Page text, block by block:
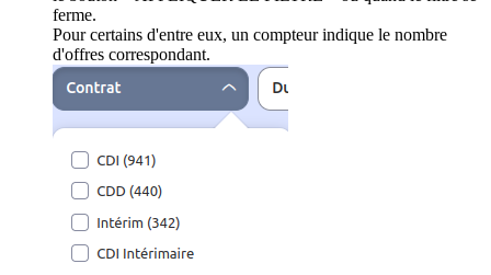
ferme.
Pour certains d'entre eux, un compteur indique le nombre
d'offres correspondant.